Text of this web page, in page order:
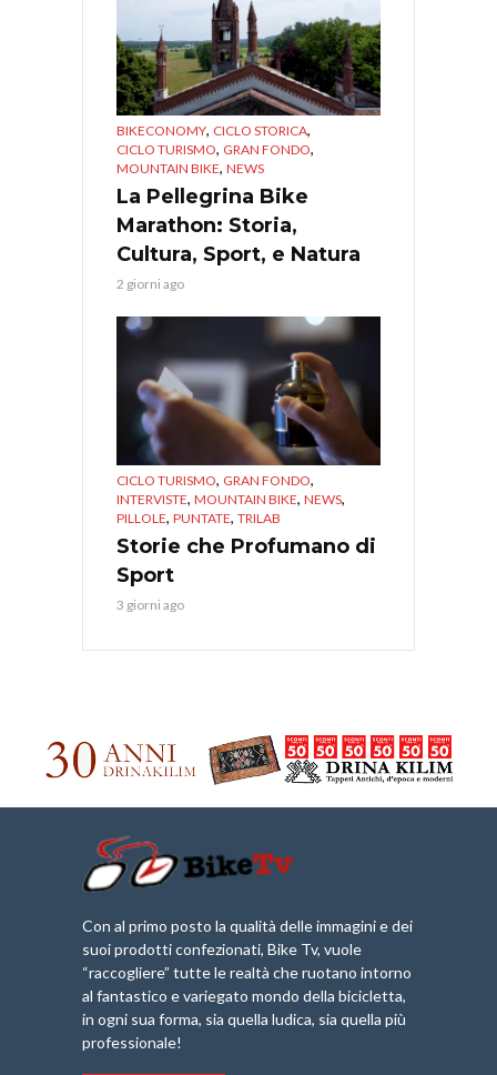
BIKECONOMY, CICLO STORICA,
CICLO TURISMO, GRAN FONDO,
MOUNTAIN BIKE, NEWS
La Pellegrina Bike
Marathon: Storia,
Cultura, Sport, e Natura
2 giorni ago
CICLO TURISMO, GRAN FONDO,
INTERVISTE, MOUNTAIN BIKE, NEWS,
PILLOLE, PUNTATE, TRILAB
Storie che Profumano di
Sport
3 giorni ago
Con al primo posto la qualità delle immagini e dei
suoi prodotti confezionati, Bike Tv, vuole
“raccogliere” tutte le realtà che ruotano intorno
al fantastico e variegato mondo della bicicletta,
in ogni sua forma, sia quella ludica, sia quella più
professionale!